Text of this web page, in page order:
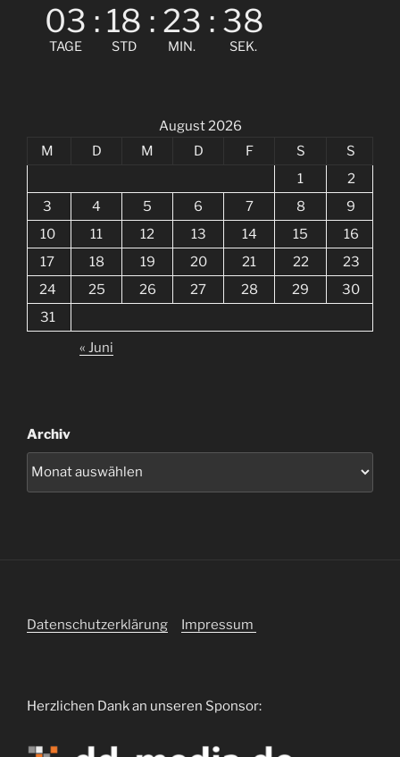
03
TAGE
: 18
STD
: 23
MIN.
: 38
SEK.
August 2026
M
D M D F S
S
1
2
3
4 5 6 7 8
9
10
11 12 13 14 15
16
17
18 19 20 21 22
23
24
25 26 27 28 29
30
31
« Juni
Archiv
Datenschutzerklärung Impressum
Herzlichen Dank an unseren Sponsor: